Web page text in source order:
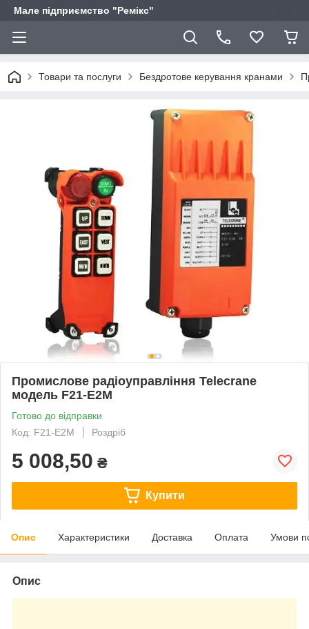
Мале підприємство "Ремікс"
Товари та послуги Бездротове керування кранами
Промислове радіоуправління Telecrane
модель F21-E2M
Готово до відправки
Код: F21-E2M
Роздріб
5 008,50 ₴
Купити
Опис Характеристики Доставка Оплата Умови
Опис